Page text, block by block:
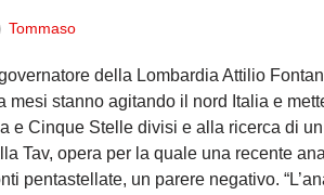
Tommaso
della Lombardia Attilio
mesi stanno agitando il nord Italia e
e Cinque Stelle divisi e alla ricerca di
Tav, opera per la quale una recente
pentastellate, un parere negativo.